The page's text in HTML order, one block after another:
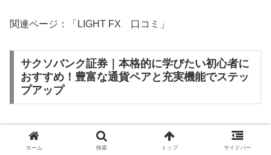
関連ページ：「LIGHT FX 口コミ」
サクソバンク証券｜本格的に学びたい初心者に
おすすめ！豊富な通貨ペアと充実機能でステッ
プアップ
サクソバンク証券は、本格的にFXを学びたい初心者の方
におすすめの証券会社です。
ホーム 検索 トップ サイドバー